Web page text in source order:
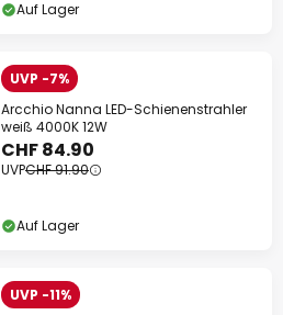
Auf Lager
UVP -7%
Arcchio Nanna LED-Schienenstrahler
weiß 4000K 12W
CHF 84.90
UVPCHF 91.90
Auf Lager
UVP -11%